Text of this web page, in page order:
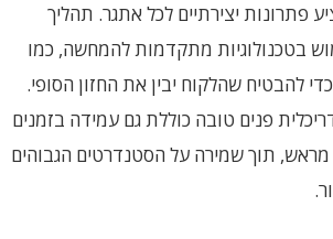
פתרונות יצירתיים לכל אתגר. תהליך
בטכנולוגיות מתקדמות להמחשה, כמו
להבטיח שהלקוח יבין את החזון הסופי.
פנים טובה כוללת גם עמידה בזמנים
מראש, תוך שמירה על הסטנדרטים הגבוהים